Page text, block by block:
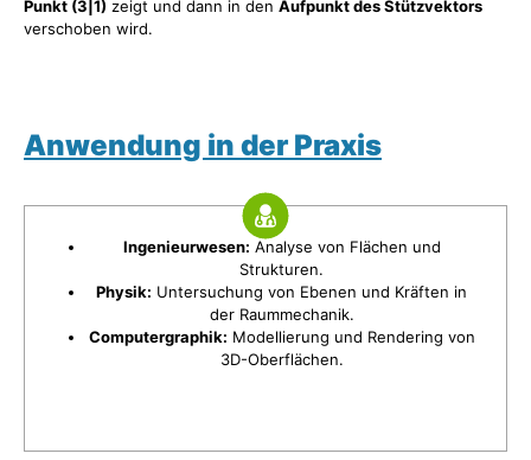
Punkt (3|1) zeigt und dann in den Aufpunkt des Stützvektors
verschoben wird.
Anwendung in der Praxis
Ingenieurwesen: Analyse von Flächen und
Strukturen.
Physik: Untersuchung von Ebenen und Kräften in
der Raummechanik.
Computergraphik: Modellierung und Rendering von
3D-Oberflächen.